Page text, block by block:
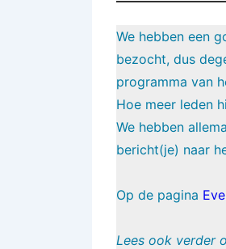
We hebben een
bezocht, dus
programma van
Hoe meer leden
We hebben
bericht(je) naar
Op de pagina
Lees ook verder